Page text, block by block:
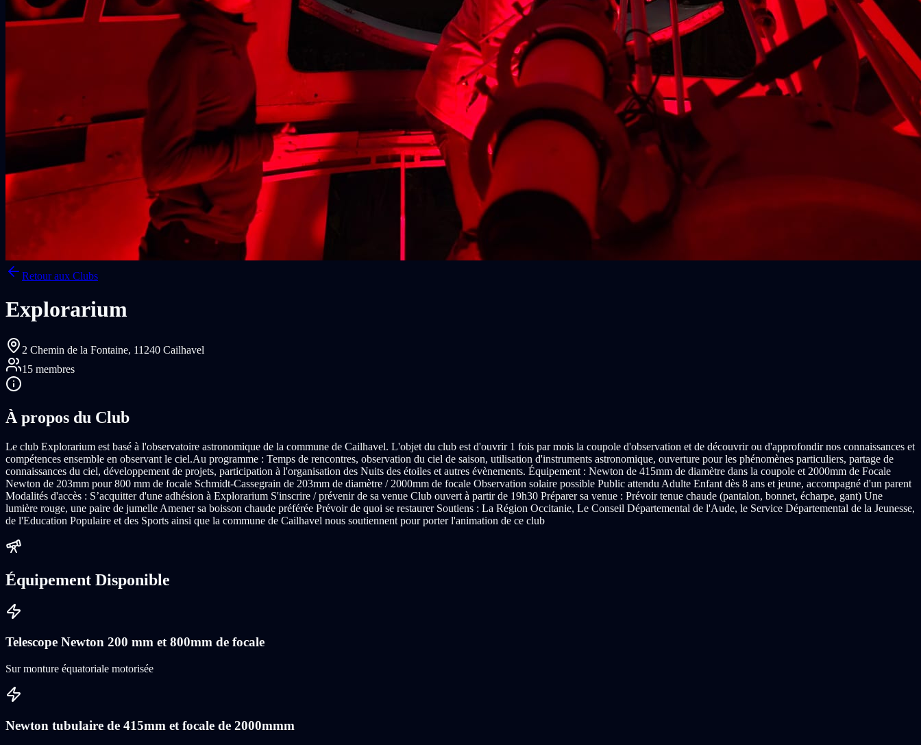
Retour aux Clubs
Explorarium
2 Chemin de la Fontaine, 11240 Cailhavel
15 membres
À propos du Club
Le club Explorarium est basé à l'observatoire astronomique de la commune de Cailhavel. L'objet du club est d'ouvrir 1 fois par mois la coupole d'observation et de découvrir ou d'approfondir nos connaissances et
compétences ensemble en observant le ciel. ​ Au programme : Temps de rencontres, observation du ciel de saison, utilisation d'instruments astronomique, ouverture pour les phénomènes particuliers, partage de
connaissances du ciel, développement de projets, participation à l'organisation des Nuits des étoiles et autres évènements. Équipement : Newton de 415mm de diamètre dans la coupole et 2000mm de Focale
Newton de 203mm pour 800 mm de focale Schmidt-Cassegrain de 203mm de diamètre / 2000mm de focale Observation solaire possible Public attendu Adulte Enfant dès 8 ans et jeune, accompagné d'un parent ​
Modalités d'accès : S’acquitter d'une adhésion à Explorarium S'inscrire / prévenir de sa venue Club ouvert à partir de 19h30 Préparer sa venue : Prévoir tenue chaude (pantalon, bonnet, écharpe, gant) Une
lumière rouge, une paire de jumelle Amener sa boisson chaude préférée Prévoir de quoi se restaurer Soutiens : La Région Occitanie, Le Conseil Départemental de l'Aude, le Service Départemental de la Jeunesse,
de l'Education Populaire et des Sports ainsi que la commune de Cailhavel nous soutiennent pour porter l'animation de ce club
Équipement Disponible
Telescope Newton 200 mm et 800mm de focale
Sur monture équatoriale motorisée
Newton tubulaire de 415mm et focale de 2000mmm